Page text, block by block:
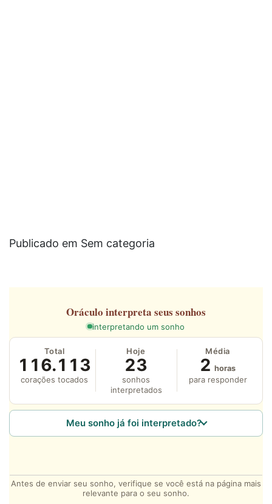
Publicado em Sem categoria
Oráculo interpreta seus sonhos
interpretando um sonho
Total
116.113
corações tocados
Hoje
23
sonhos
interpretados
Média
2 horas
para responder
Meu sonho já foi interpretado?
Antes de enviar seu sonho, verifique se você está na página mais
relevante para o seu sonho.